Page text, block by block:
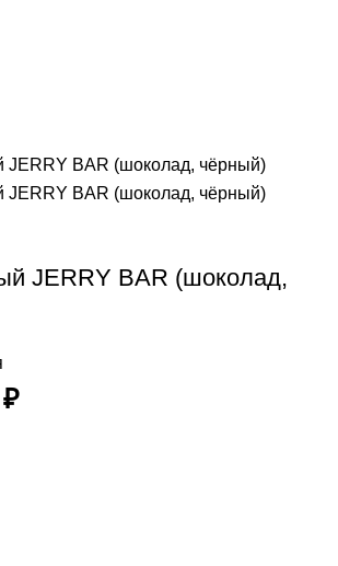
JERRY BAR (шоколад,
₽